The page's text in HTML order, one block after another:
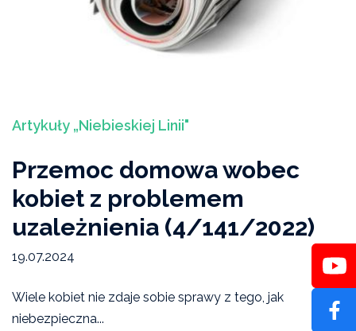
Artykuły „Niebieskiej Linii"
Przemoc domowa wobec
kobiet z problemem
uzależnienia (4/141/2022)
19.07.2024
Wiele kobiet nie zdaje sobie sprawy z tego, jak
niebezpieczna...